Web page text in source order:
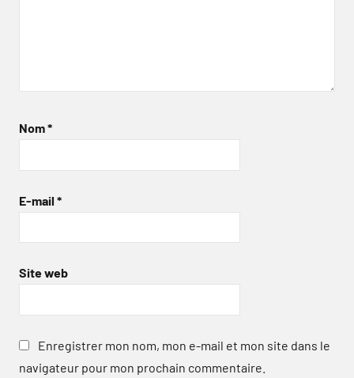
Nom*
E-mail *
Site web
Enregistrer mon nom, mon e-mail et mon site dans le
navigateur pour mon prochain commentaire.